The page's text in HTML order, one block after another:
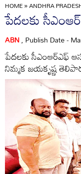
HOME»ANDHRA
పేదలకు
ABN, Publish Date -
పేదలకు సీఎంఆర్‌ఎఫ్‌
నిమ్మక జయకృష్ణ